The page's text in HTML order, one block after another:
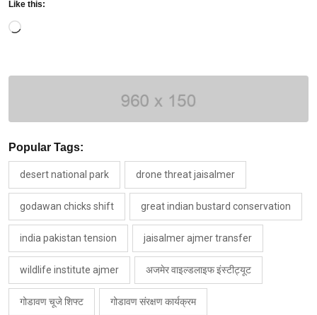
Like this:
Loading…
Popular Tags:
desert national park drone threat jaisalmer
godawan chicks shift great indian bustard conservation
india pakistan tension jaisalmer ajmer transfer
wildlife institute ajmer अजमेर वाइल्डलाइफ इंस्टीट्यूट
गोडावण चूजे शिफ्ट गोडावण संरक्षण कार्यक्रम